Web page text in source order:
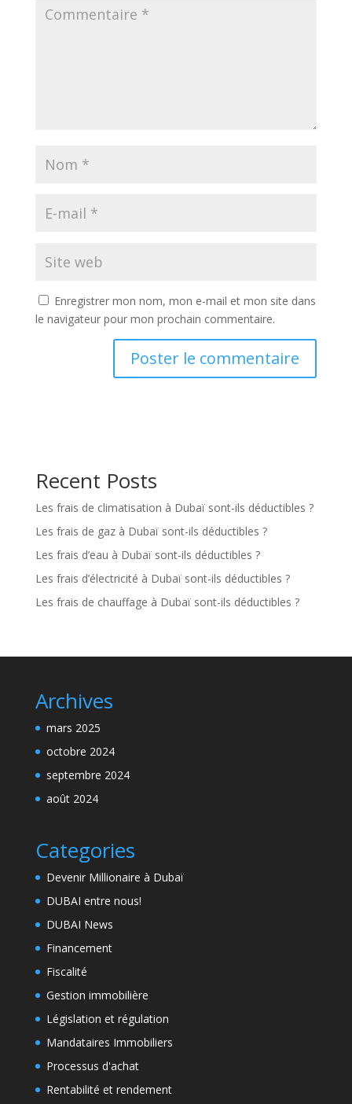
Enregistrer mon nom, mon e-mail et mon site dans
le navigateur pour mon prochain commentaire.
Recent Posts
Les frais de climatisation à Dubaï sont-ils déductibles ?
Les frais de gaz à Dubaï sont-ils déductibles ?
Les frais d’eau à Dubaï sont-ils déductibles ?
Les frais d’électricité à Dubaï sont-ils déductibles ?
Les frais de chauffage à Dubaï sont-ils déductibles ?
Archives
mars 2025
octobre 2024
septembre 2024
août 2024
Categories
Devenir Millionaire à Dubaï
DUBAI entre nous!
DUBAI News
Financement
Fiscalité
Gestion immobilière
Législation et régulation
Mandataires Immobiliers
Processus d'achat
Rentabilité et rendement